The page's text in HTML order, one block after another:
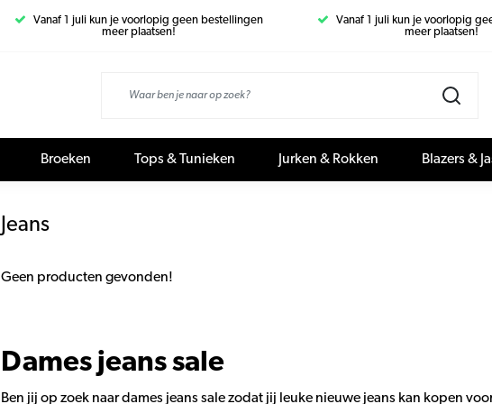
Vanaf 1 juli kun je voorlopig geen bestellingen
meer plaatsen!
Vanaf 1 juli kun je voorlopig
meer plaatsen!
Broeken Tops & Tunieken Jurken & Rokken Blazers &
Jeans
Geen producten gevonden!
Dames jeans sale
Ben jij op zoek naar dames jeans sale zodat jij leuke nieuwe jeans kan kopen